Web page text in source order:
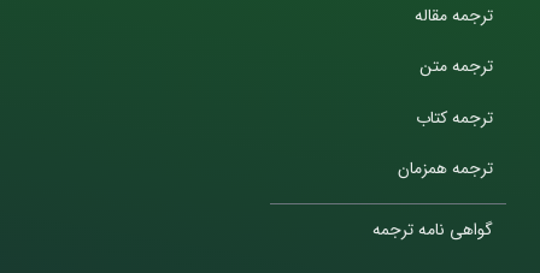
ترجمه مقاله
ترجمه متن
ترجمه کتاب
ترجمه همزمان
گواهی نامه ترجمه